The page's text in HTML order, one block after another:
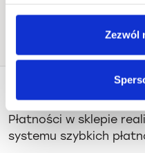
Zezwól
Płatności i
Płatności w sklepie
systemu szybkich